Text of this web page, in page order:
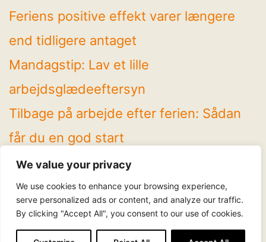
We value your privacy
We use cookies to enhance your browsing experience,
serve personalized ads or content, and analyze our traffic.
By clicking "Accept All", you consent to our use of cookies.
Feriens positive effekt varer længere
end tidligere antaget
Mandagstip: Lav et lille
arbejdsglædeeftersyn
Tilbage på arbejde efter ferien: Sådan
får du en god start
4 spændende temaer på Arbejdsglæde
Live! 2026
Følg os